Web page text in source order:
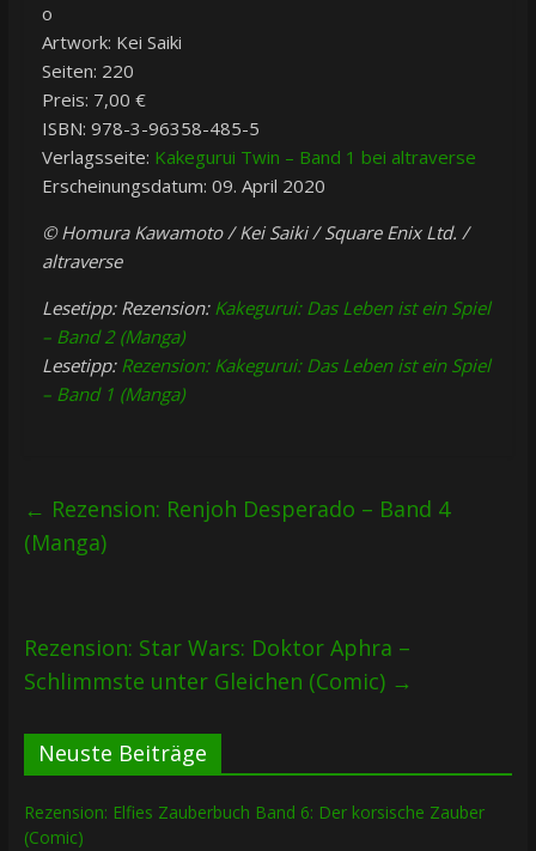
o
Artwork: Kei Saiki
Seiten: 220
Preis: 7,00 €
ISBN: 978-3-96358-485-5
Verlagsseite: Kakegurui Twin – Band 1 bei altraverse
Erscheinungsdatum: 09. April 2020
© Homura Kawamoto / Kei Saiki / Square Enix Ltd. /
altraverse
Lesetipp: Rezension: Kakegurui: Das Leben ist ein Spiel
– Band 2 (Manga)
Lesetipp: Rezension: Kakegurui: Das Leben ist ein Spiel
– Band 1 (Manga)
← Rezension: Renjoh Desperado – Band 4
(Manga)
Rezension: Star Wars: Doktor Aphra –
Schlimmste unter Gleichen (Comic) →
Neuste Beiträge
Rezension: Elfies Zauberbuch Band 6: Der korsische Zauber
(Comic)